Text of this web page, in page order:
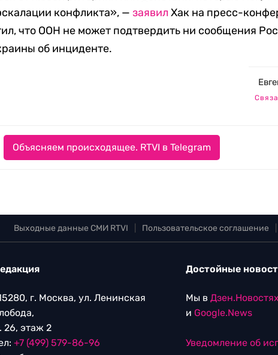
конфликта», —заявил Хак на пресс-
что ООН не может подтвердить ни сообщения
об инциденте.
Объясняем происходящее. RTVI в Telegram
Выходные данные СМИ RTVI Пользовательское соглашение
г. Москва, ул. Ленинская
26, этаж 2
+7 (499) 579-86-96
Достойные
Мы в Дзен.Новостях
и Google.News
Уведомление об